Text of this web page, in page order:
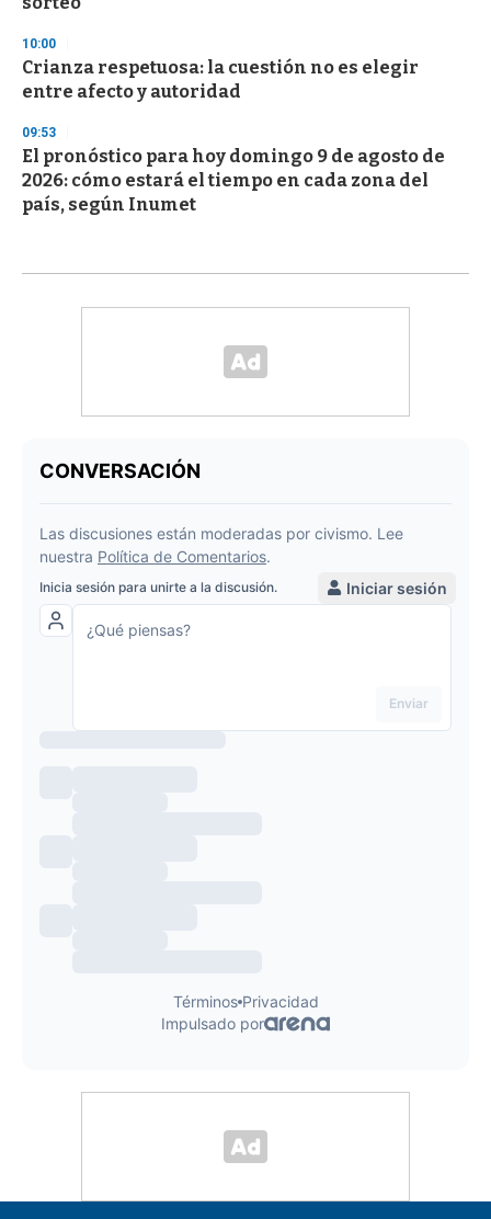
10:00
Crianza respetuosa: la cuestión no es elegir
entre afecto y autoridad
09:53
El pronóstico para hoy domingo 9 de agosto de
2026: cómo estará el tiempo en cada zona del
país, según Inumet